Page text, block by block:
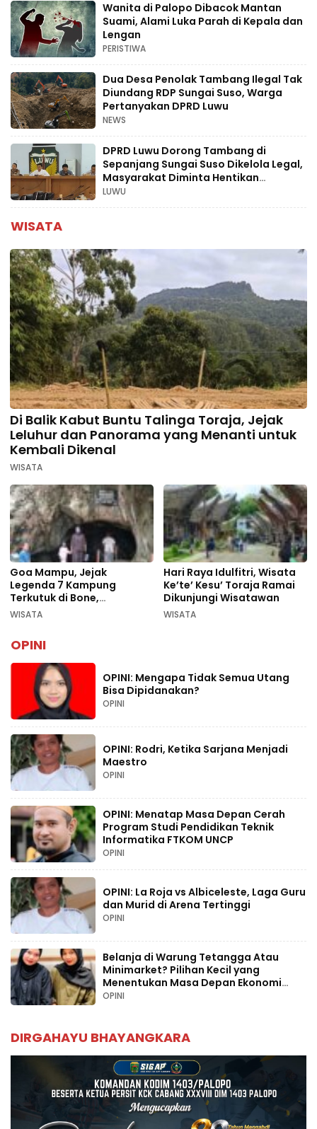
Wanita di Palopo Dibacok Mantan
Suami, Alami Luka Parah di Kepala dan
Lengan
PERISTIWA
Dua Desa Penolak Tambang Ilegal Tak
Diundang RDP Sungai Suso, Warga
Pertanyakan DPRD Luwu
NEWS
DPRD Luwu Dorong Tambang di
Sepanjang Sungai Suso Dikelola Legal,
Masyarakat Diminta Hentikan
Aktivitas Ilegal
LUWU
WISATA
Di Balik Kabut Buntu Talinga Toraja, Jejak
Leluhur dan Panorama yang Menanti untuk
Kembali Dikenal
WISATA
Goa Mampu, Jejak
Legenda 7 Kampung
Terkutuk di Bone,
Rekomendasi Liburan
WISATA
Hari Raya Idulfitri, Wisata
Ke’te’ Kesu’ Toraja Ramai
Dikunjungi Wisatawan
WISATA
OPINI
OPINI: Mengapa Tidak Semua Utang
Bisa Dipidanakan?
OPINI
OPINI: Rodri, Ketika Sarjana Menjadi
Maestro
OPINI
OPINI: Menatap Masa Depan Cerah
Program Studi Pendidikan Teknik
Informatika FTKOM UNCP
OPINI
OPINI: La Roja vs Albiceleste, Laga Guru
dan Murid di Arena Tertinggi
OPINI
Belanja di Warung Tetangga Atau
Minimarket? Pilihan Kecil yang
Menentukan Masa Depan Ekonomi
Palopo
OPINI
DIRGAHAYU BHAYANGKARA